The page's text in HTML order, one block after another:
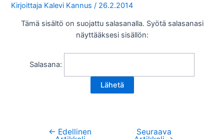
Kirjoittaja Kalevi Kannus/ 26.2.2014
Tämä sisältö on suojattu salasanalla. Syötä salasanasi
näyttääksesi sisällön:
Salasana:
Artikkelien
← Edellinen Seuraava